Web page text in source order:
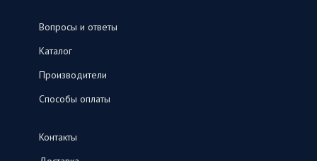
Вопросы и ответы
Каталог
Производители
Способы оплаты
Контакты